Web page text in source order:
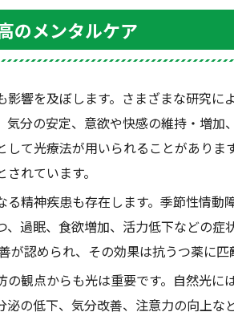
のメンタルケア
影響を及ぼします。さまざまな研究
気分の安定、意欲や快感の維持・増
して光療法が用いられることがあり
れています。
る精神疾患も存在します。季節性情動
、過眠、食欲増加、活力低下などの
が認められ、その効果は抗うつ薬に匹
の観点からも光は重要です。自然光
泌の低下、気分改善、注意力の向上